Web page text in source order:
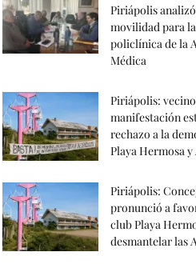
Piriápolis
movilidad para
policlínica de la
Médica
Piriápolis:
manifestación
rechazo a la
Playa Hermosa
Piriápolis:
pronunció a
club Playa
desmantelar las